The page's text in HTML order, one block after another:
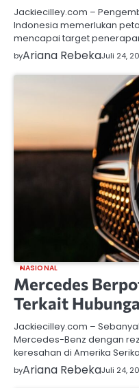
Jackiecilley.com –
Indonesia memerlukan
mencapai target
byAriana RebekaJuli 24,
NASIONAL
Mercedes
Terkait
Jackiecilley.com –
Mercedes-Benz dengan
keresahan di Amerika
byAriana RebekaJuli 24,